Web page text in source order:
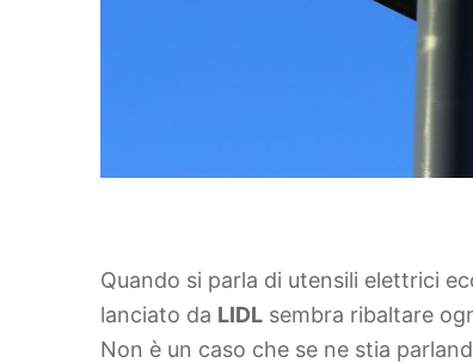
Quando si parla di utensili elettrici
lanciato da LIDL sembra ribaltare
Non è un caso che se ne stia